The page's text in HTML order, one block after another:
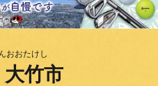
おおたけし
大竹市